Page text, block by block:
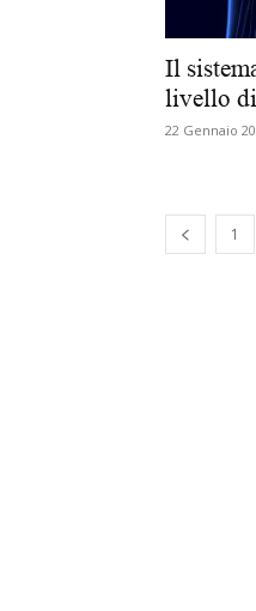
Il
livello di
22 Gennaio
1